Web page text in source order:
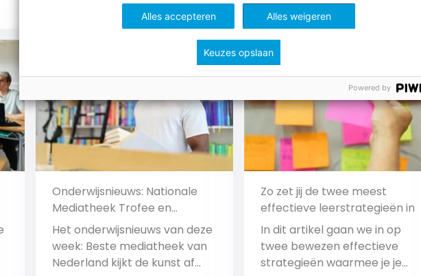
misschien wel bovenuit: de
liefde voor eten.
Vo en Mbo
Onderwijsnieuws: Nationale
Mediatheek Trofee en
bezuinigingen
Het onderwijsnieuws van deze
week: Beste mediatheek van
Nederland kijkt de kunst af
Zo zet jij de twee meest
effectieve leerstrategieën in
In dit artikel gaan we in op
twee bewezen effectieve
strategieën waarmee je je
Alles accepteren Alles weigeren
Keuzes opslaan
Powered by